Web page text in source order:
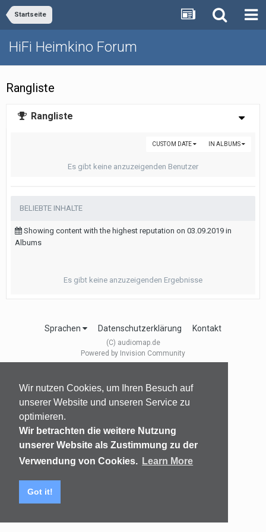
Wir nutzen Cookies, um Ihren Besuch auf
unserer Website und unseren Service zu
optimieren.
Wir betrachten die weitere Nutzung
unserer Website als Zustimmung zu der
Verwendung von Cookies. Learn More
Got it!
Startseite
HiFi Heimkino Forum
Rangliste
Rangliste
IN ALBUMS
CUSTOM DATE
Es gibt keine anzuzeigenden Benutzer
BELIEBTE INHALTE
Showing content with the highest reputation on 03.09.2019 in
Albums
Es gibt keine anzuzeigenden Ergebnisse
Sprachen Datenschutzerklärung Kontakt
(C) audiomap.de
Powered by Invision Community